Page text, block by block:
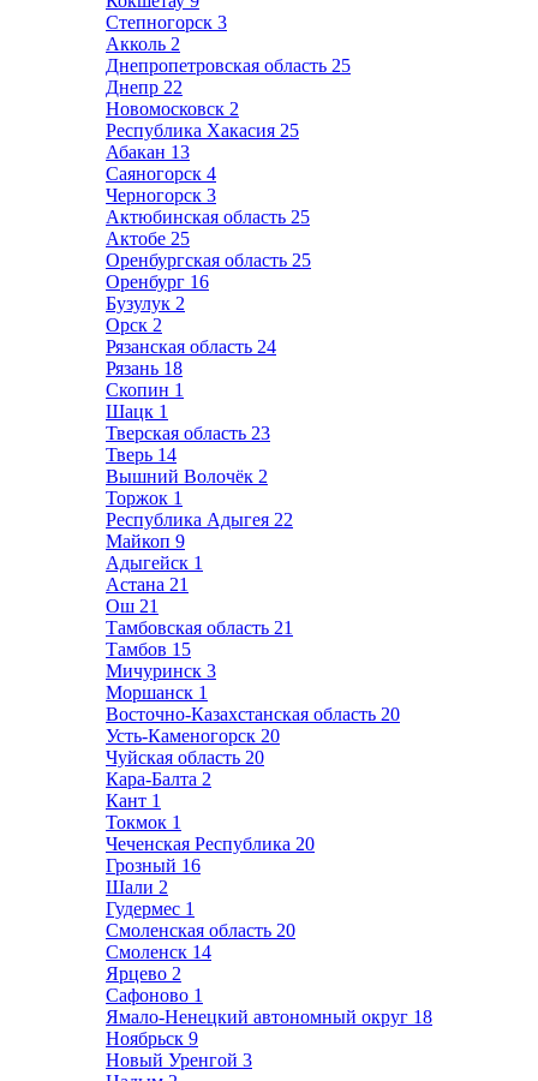
Степногорск 3
Акколь 2
Днепропетровская область 25
Днепр 22
Новомосковск 2
Республика Хакасия 25
Абакан 13
Саяногорск 4
Черногорск 3
Актюбинская область 25
Актобе 25
Оренбургская область 25
Оренбург 16
Бузулук 2
Орск 2
Рязанская область 24
Рязань 18
Скопин 1
Шацк 1
Тверская область 23
Тверь 14
Вышний Волочёк 2
Торжок 1
Республика Адыгея 22
Майкоп 9
Адыгейск 1
Астана 21
Ош 21
Тамбовская область 21
Тамбов 15
Мичуринск 3
Моршанск 1
Восточно-Казахстанская область 20
Усть-Каменогорск 20
Чуйская область 20
Кара-Балта 2
Кант 1
Токмок 1
Чеченская Республика 20
Грозный 16
Шали 2
Гудермес 1
Смоленская область 20
Смоленск 14
Ярцево 2
Сафоново 1
Ямало-Ненецкий автономный округ 18
Ноябрьск 9
Новый Уренгой 3